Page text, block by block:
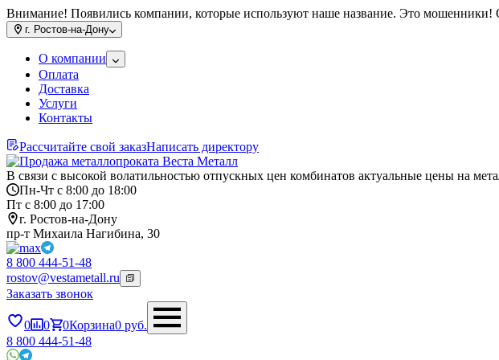
Внимание! Появились компании, которые используют наше название. Это
г. Ростов-на-Дону
О компании
Оплата
Доставка
Услуги
Контакты
Рассчитайте свой заказНаписать директору
В связи с высокой волатильностью отпускных цен комбинатов актуальные цены на
Пн-Чт с 8:00 до 18:00
Пт с 8:00 до 17:00
г. Ростов-на-Дону
пр-т Михаила Нагибина, 30
8 800 444-51-48
rostov@vestametall.ru
Заказать звонок
0 0 0Корзина0 руб.
8 800 444-51-48